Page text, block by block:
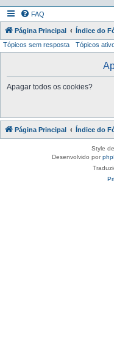
FAQ
Página Principal Índice do
Tópicos sem resposta Tópicos
Apagar todos os cookies?
Página Principal Índice do
Style
Desenvolvido por